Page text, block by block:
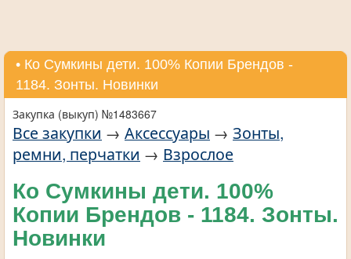
• Ко Сумкины дети. 100% Копии Брендов -
1184. Зонты. Новинки
Закупка (выкуп) №1483667
Все закупки → Аксессуары → Зонты,
ремни, перчатки → Взрослое
Ко Сумкины дети. 100%
Копии Брендов - 1184. Зонты.
Новинки